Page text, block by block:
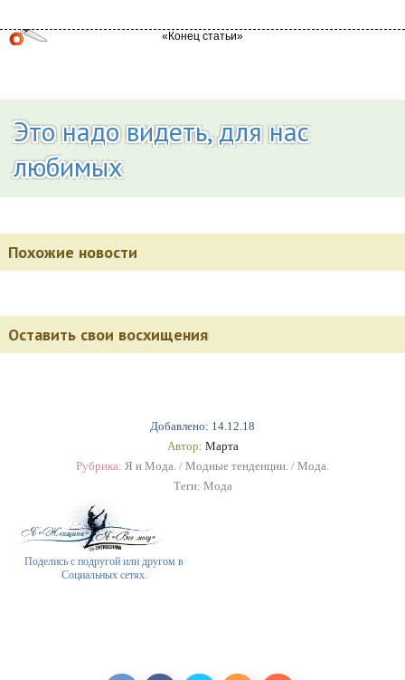
Добавлено: 14.12.18
Автор: Марта
Рубрика: Я и Мода. / Модные тенденции. / Мода.
Теги: Мода
Поделись с подругой или другом в
Социальных сетях.
Это надо видеть, для нас
любимых
Похожие новости
Оставить свои восхищения